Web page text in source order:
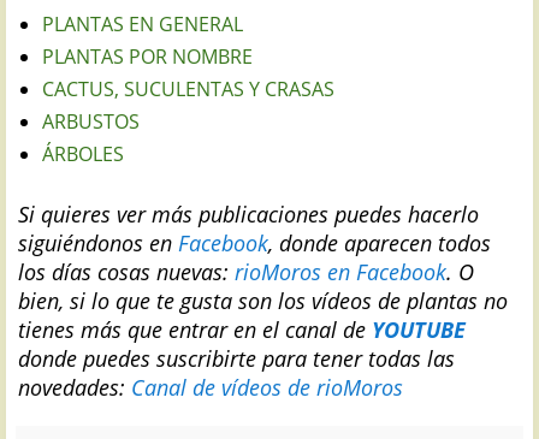
PLANTAS EN GENERAL
PLANTAS POR NOMBRE
CACTUS, SUCULENTAS Y CRASAS
ARBUSTOS
ÁRBOLES
Si quieres ver más publicaciones puedes hacerlo
siguiéndonos en Facebook, donde aparecen todos
los días cosas nuevas: rioMoros en Facebook. O
bien, si lo que te gusta son los vídeos de plantas no
tienes más que entrar en el canal de YOUTUBE
donde puedes suscribirte para tener todas las
novedades: Canal de vídeos de rioMoros